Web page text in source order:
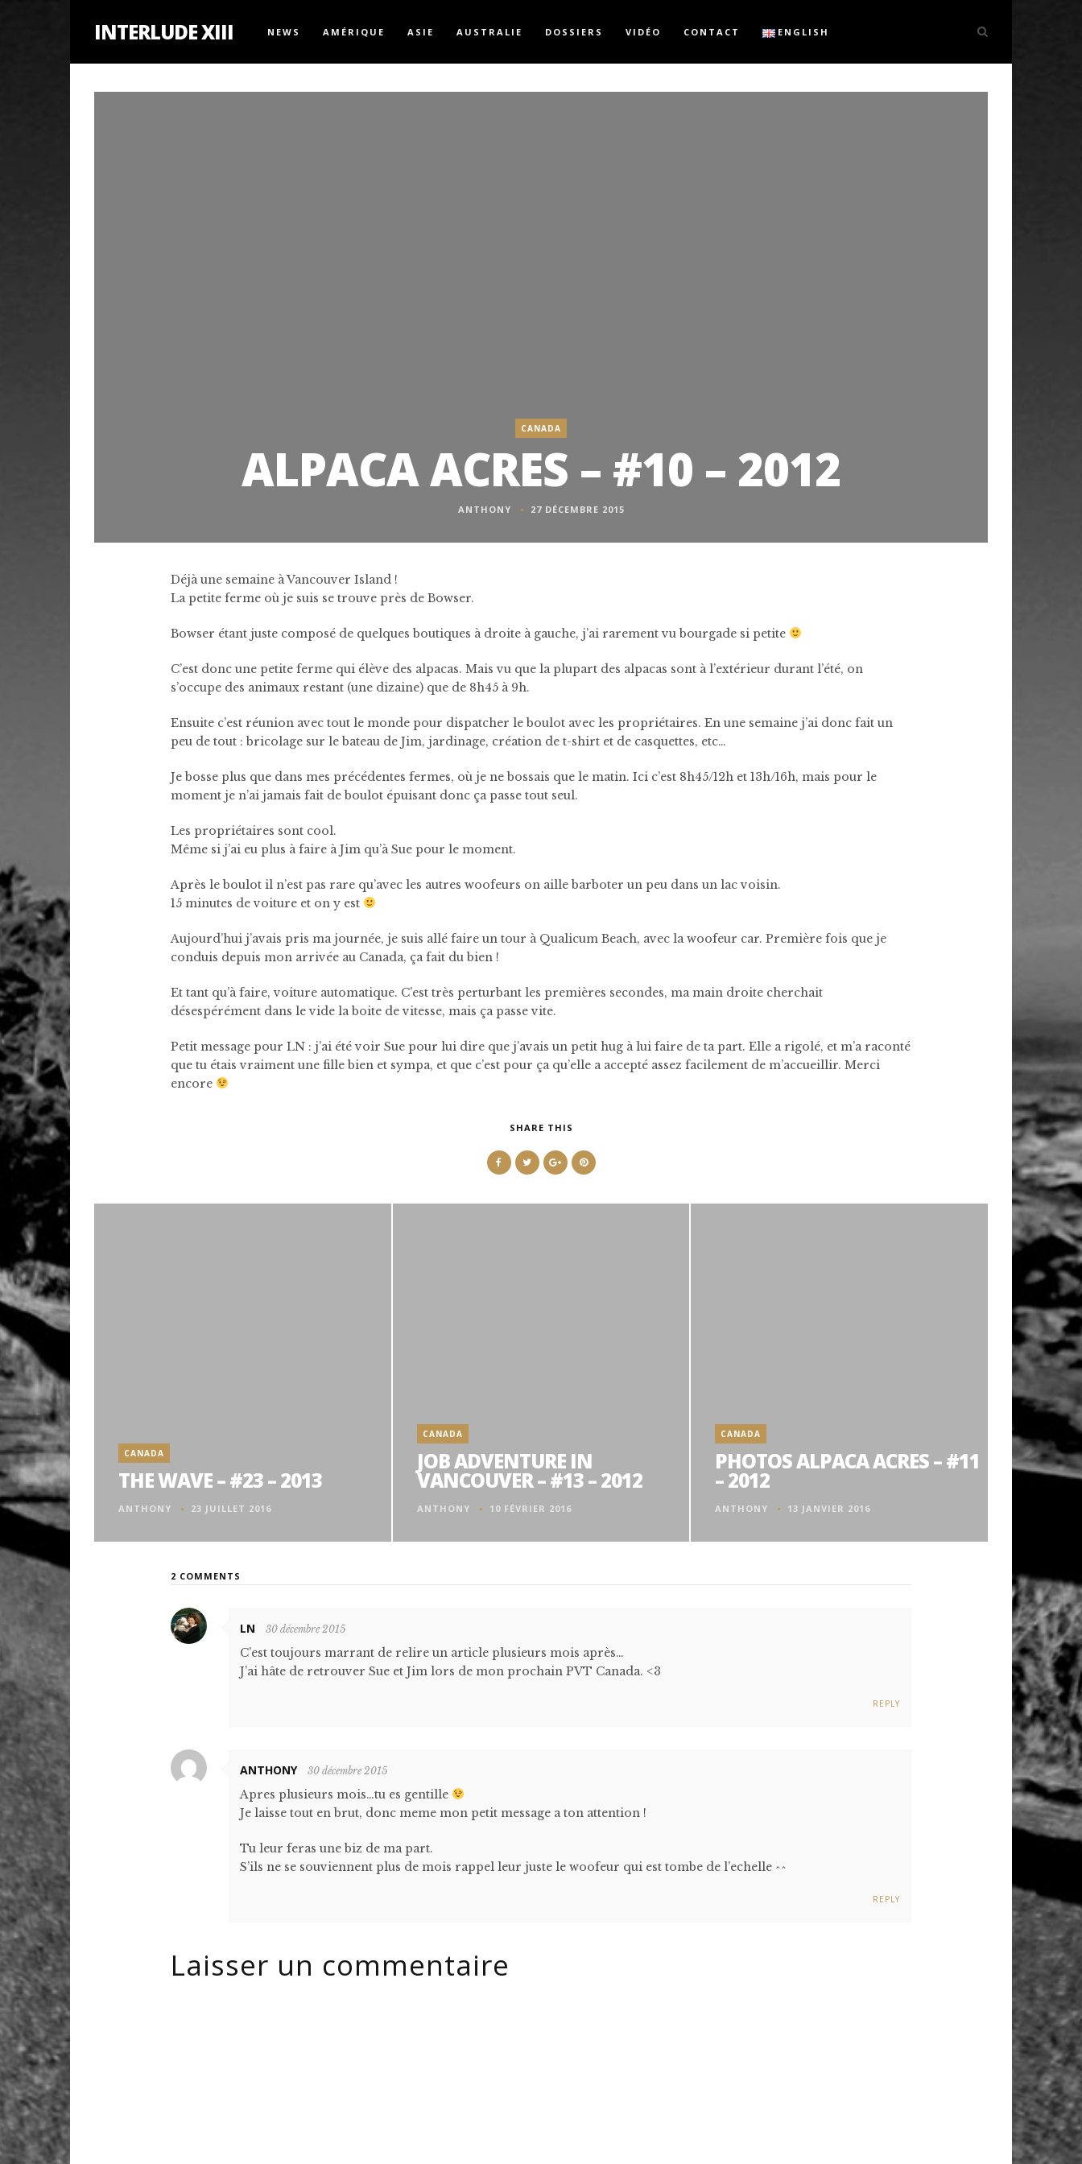
INTERLUDE XIII NEWS AMÉRIQUE ASIE AUSTRALIE DOSSIERS VIDÉO CONTACT ENGLISH
CANADA
ALPACA ACRES – #10 – 2012
ANTHONY 27 DÉCEMBRE 2015
Déjà une semaine à Vancouver Island !
La petite ferme où je suis se trouve près de Bowser.
Bowser étant juste composé de quelques boutiques à droite à gauche, j’ai rarement vu bourgade si petite
C’est donc une petite ferme qui élève des alpacas. Mais vu que la plupart des alpacas sont à l’extérieur durant l’été, on
s’occupe des animaux restant (une dizaine) que de 8h45 à 9h.
Ensuite c’est réunion avec tout le monde pour dispatcher le boulot avec les propriétaires. En une semaine j’ai donc fait un
peu de tout : bricolage sur le bateau de Jim, jardinage, création de t-shirt et de casquettes, etc…
Je bosse plus que dans mes précédentes fermes, où je ne bossais que le matin. Ici c’est 8h45/12h et 13h/16h, mais pour le
moment je n’ai jamais fait de boulot épuisant donc ça passe tout seul.
Les propriétaires sont cool.
Même si j’ai eu plus à faire à Jim qu’à Sue pour le moment.
Après le boulot il n’est pas rare qu’avec les autres woofeurs on aille barboter un peu dans un lac voisin.
15 minutes de voiture et on y est
Aujourd’hui j’avais pris ma journée, je suis allé faire un tour à Qualicum Beach, avec la woofeur car. Première fois que je
conduis depuis mon arrivée au Canada, ça fait du bien !
Et tant qu’à faire, voiture automatique. C’est très perturbant les premières secondes, ma main droite cherchait
désespérément dans le vide la boite de vitesse, mais ça passe vite.
Petit message pour LN : j’ai été voir Sue pour lui dire que j’avais un petit hug à lui faire de ta part. Elle a rigolé, et m’a raconté
que tu étais vraiment une fille bien et sympa, et que c’est pour ça qu’elle a accepté assez facilement de m’accueillir. Merci
encore
SHARE THIS
CANADA
THE WAVE – #23 – 2013
ANTHONY 23 JUILLET 2016
CANADA
JOB ADVENTURE IN
VANCOUVER – #13 – 2012
ANTHONY 10 FÉVRIER 2016
CANADA
PHOTOS ALPACA ACRES – #11
– 2012
ANTHONY 13 JANVIER 2016
2 COMMENTS
LN 30 décembre 2015
C’est toujours marrant de relire un article plusieurs mois après…
J’ai hâte de retrouver Sue et Jim lors de mon prochain PVT Canada. <3
REPLY
ANTHONY 30 décembre 2015
Apres plusieurs mois…tu es gentille
Je laisse tout en brut, donc meme mon petit message a ton attention !
Tu leur feras une biz de ma part.
S’ils ne se souviennent plus de mois rappel leur juste le woofeur qui est tombe de l’echelle ^^
REPLY
Laisser un commentaire